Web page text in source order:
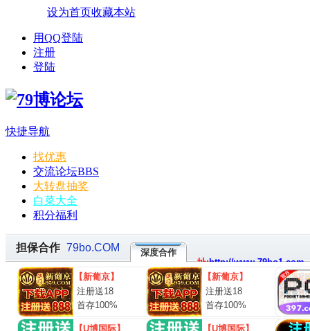
设为首页收藏本站
用QQ登陆
注册
登陆
快捷导航
找优惠
交流论坛BBS
大转盘抽奖
白菜大全
积分福利